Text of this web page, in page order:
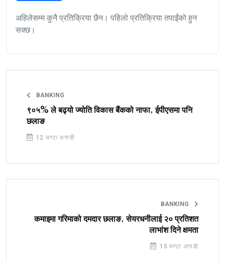
अहिलेसम्म कुनै प्रतिक्रिया छैन। पहिलो प्रतिक्रिया तपाईंको हुन
सक्छ।
BANKING
९०५% ले बढ्यो ज्योति विकास बैंकको नाफा, ईपीएसमा पनि
छलाङ
12 घण्टा अगाडी
BANKING
कमाइमा गरिमाको दमदार छलाङ, सेयरधनीलाई २० प्रतिशत
लाभांश दिने क्षमता
15 घण्टा अगाडी